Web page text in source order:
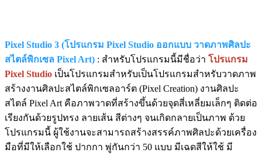
Pixel Studio 3 (โปรแกรม Pixel Studio ออกแบบ วาดภาพศิลปะ
สไตล์​พิกเซล Pixel Art) : สำหรับโปรแกรมนี้มีชื่อว่า โปรแกรม
Pixel Studio เป็นโปรแกรมสำหรับเป็นโปรแกรมสำหรับวาดภาพ
สร้างงานศิลปะสไตล์พิกเซลอาร์ต (Pixel Creation) งานศิลปะ
สไตล์​ Pixel Art คือภาพวาดที่สร้างขึ้นด้วยจุดสี่เหลี่ยมเล็กๆ ติดต่อ
เรียงกันด้วยรูปทรง ลายเส้น สีต่างๆ จนเกิดกลายเป็นภาพ ด้วย
โปรแกรมนี้ ผู้ใช้งานจะสามารถสร้างสรรค์ภาพศิลปะด้วยเครื่อง
มือที่มีให้เลือกใช้ ปากกา พู่กันกว่า 50 แบบ มีเฉดสีให้ใช้ มี